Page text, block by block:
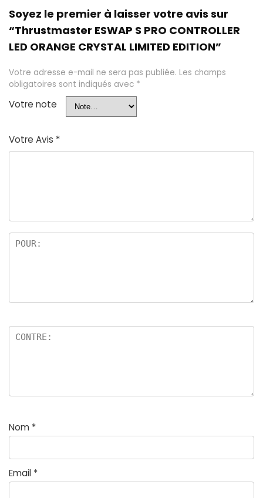
Soyez le premier à laisser votre avis sur
“Thrustmaster ESWAP S PRO CONTROLLER
LED ORANGE CRYSTAL LIMITED EDITION”
Votre adresse e-mail ne sera pas publiée. Les champs
obligatoires sont indiqués avec *
Votre note
Votre Avis *
Nom *
Email *